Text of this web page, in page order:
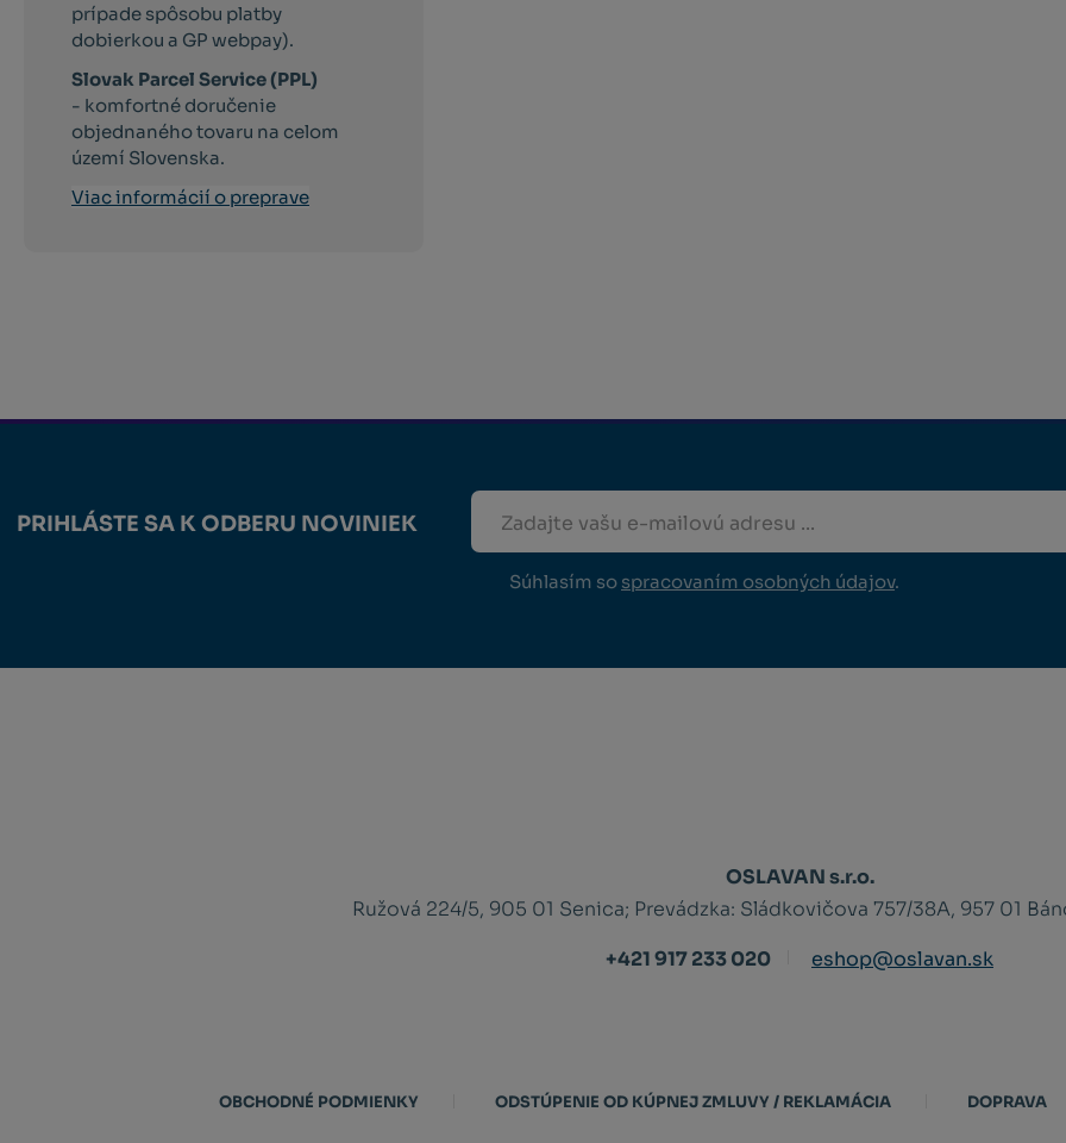
prípade spôsobu platby
dobierkou a GP webpay).
Slovak Parcel Service (PPL)
- komfortné doručenie
objednaného tovaru na celom
území Slovenska.
Viac informácií o preprave
PRIHLÁSTE SA K ODBERU NOVINIEK
Súhlasím so spracovaním osobných údajov.
OSLAVAN s.r.o.
Ružová 224/5, 905 01 Senica; Prevádzka: Sládkovičova 757/38A, 957 01
+421 917 233 020
eshop@oslavan.sk
OBCHODNÉ PODMIENKY ODSTÚPENIE OD KÚPNEJ ZMLUVY / REKLAMÁCIA DOPRAVA